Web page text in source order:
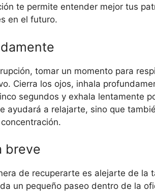
te permite entender mejor tus
en el futuro.
tomar un momento para
Cierra los ojos, inhala
segundos y exhala lentamente
ayudará a relajarte, sino que
breve
de recuperarte es alejarte de la
un pequeño paseo dentro de la